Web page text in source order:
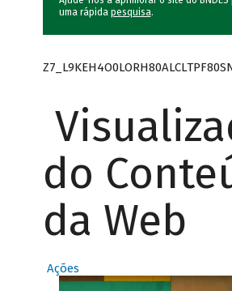
uma rápida pesquisa.
do
da Web
Ações